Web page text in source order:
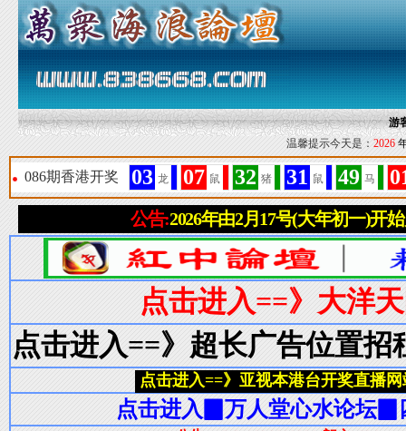
游
温馨提示今天是： 2026